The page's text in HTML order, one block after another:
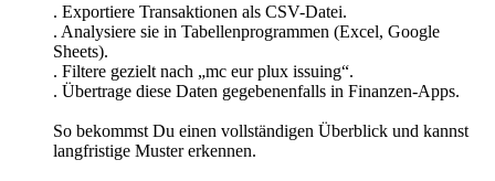
. Exportiere Transaktionen als CSV-Datei.
. Analysiere sie in Tabellenprogrammen (Excel, Google
Sheets).
. Filtere gezielt nach „mc eur plux issuing“.
. Übertrage diese Daten gegebenenfalls in Finanzen-Apps.
So bekommst Du einen vollständigen Überblick und kannst
langfristige Muster erkennen.